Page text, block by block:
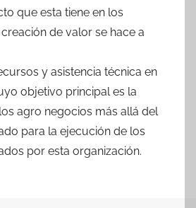
que esta tiene en los
de valor se hace a
y asistencia técnica en
objetivo principal es la
agro negocios más allá del
para la ejecución de los
por esta organización.